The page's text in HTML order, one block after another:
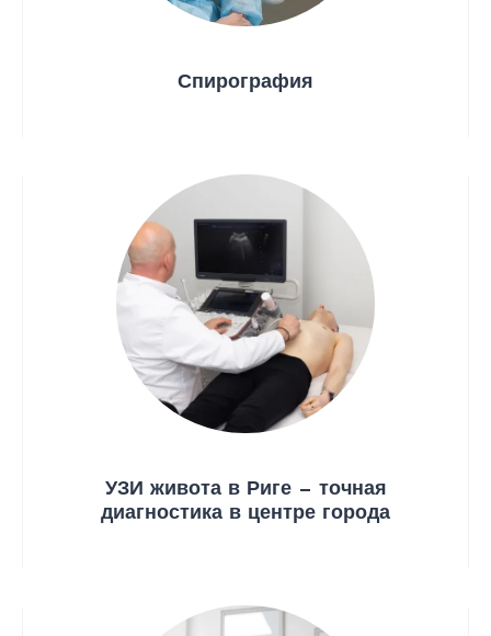
Спирография
УЗИ живота в Риге — точная
диагностика в центре города